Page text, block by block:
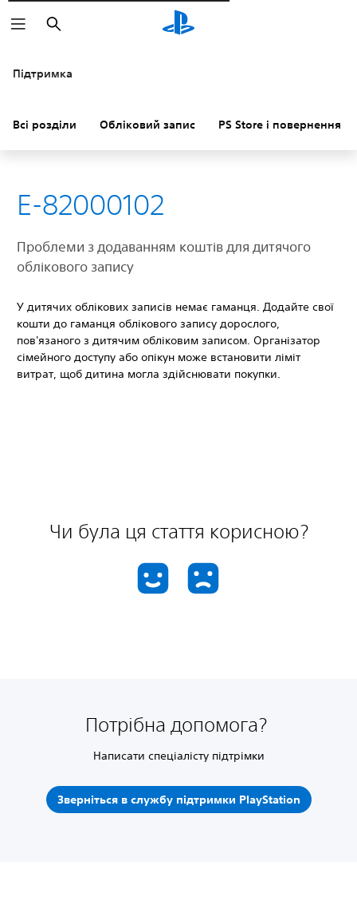
Пошук
Підтримка
Всі розділи Обліковий запис PS Store і повернення
E-82000102
Проблеми з додаванням коштів для дитячого
облікового запису
У дитячих облікових записів немає гаманця. Додайте свої
кошти до гаманця облікового запису дорослого,
пов'язаного з дитячим обліковим записом. Організатор
сімейного доступу або опікун може встановити ліміт
витрат, щоб дитина могла здійснювати покупки.
Чи була ця стаття корисною?
Потрібна допомога?
Написати спеціалісту підтрімки
Зверніться в службу підтримки PlayStation